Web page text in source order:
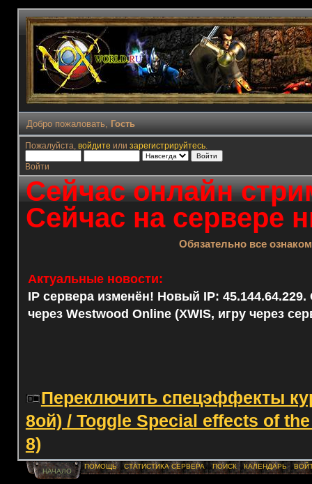
Добро пожаловать, Гость
Пожалуйста, войдите или зарегистрируйтесь.
Войти
Сейчас онлайн
Сейчас на сервере
Обязательно все
Актуальные новости:
IP сервера изменён! Новый IP: 45.144.64.229.
через Westwood Online (XWIS, игру через
Переключить спецэффекты
8ой) / Toggle Special effects of
8)
НАЧАЛО
ПОМОЩЬ СТАТИСТИКА СЕРВЕРА ПОИСК КАЛЕНДАРЬ